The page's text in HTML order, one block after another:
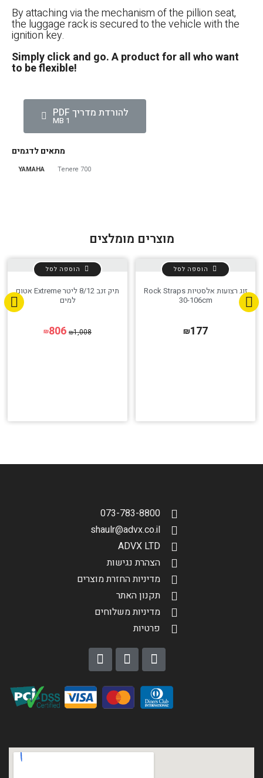
By attaching via the mechanism of the pillion seat,
the luggage rack is secured to the vehicle with the
ignition key.
Simply click and go. A product for all who want
to be flexible!
להורדת מדריך PDF
1 MB
מתאים לדגמים
YAMAHA Tenere 700
מוצרים מומלצים
זוג רצועות אלסטיות Rock Straps
30-106cm
₪177
הוספה לסל
תיק זנב 8/12 ליטר Extreme אטום
למים
₪1,008
₪806
הוספה לסל
073-783-8800
shaulr@advx.co.il
ADVX LTD
הצהרת נגישות
מדיניות החזרת מוצרים
תקנון האתר
מדיניות משלוחים
פרטיות
הגדר סוג האופנוע שלך